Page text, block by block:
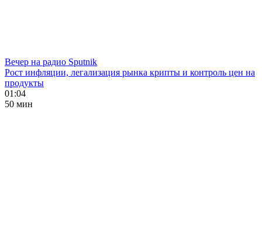
Вечер на радио Sputnik
Рост инфляции, легализация рынка крипты и контроль цен на
продукты
01:04
50 мин